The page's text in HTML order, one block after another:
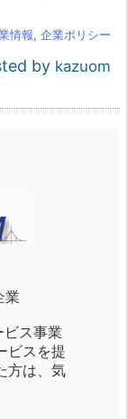
情報, 企業ポリシー
by kazuom
業
ビス事業
ビスを提
方は、気